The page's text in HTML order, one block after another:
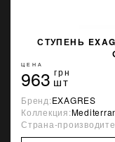
СТУПЕНЬ
ЦЕНА
963 грн
шт
Бренд:EXAGRES
Коллекция:
Страна-